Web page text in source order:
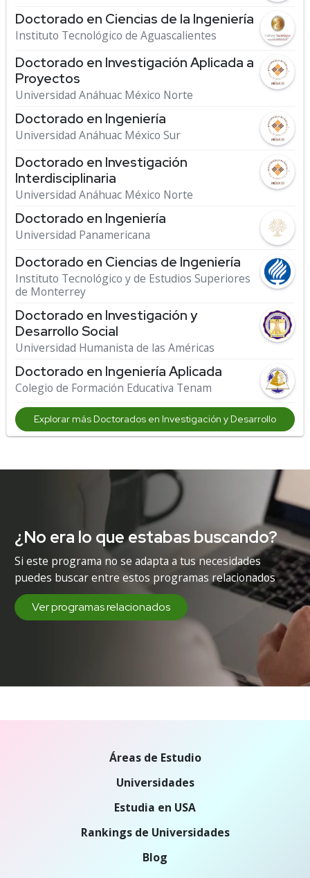
Doctorado en Ciencias de la Ingeniería
Instituto Tecnológico de Aguascalientes
Doctorado en Investigación Aplicada a
Proyectos
Universidad Anáhuac México Norte
Doctorado en Ingeniería
Universidad Anáhuac México Sur
Doctorado en Investigación
Interdisciplinaria
Universidad Anáhuac México Norte
Doctorado en Ingeniería
Universidad Panamericana
Doctorado en Ciencias de Ingeniería
Instituto Tecnológico y de Estudios Superiores
de Monterrey
Doctorado en Investigación y
Desarrollo Social
Universidad Humanista de las Américas
Doctorado en Ingeniería Aplicada
Colegio de Formación Educativa Tenam
Explorar más Doctorados en Investigación y Desarrollo
¿No era lo que estabas buscando?
Si este programa no se adapta a tus necesidades
puedes buscar entre estos programas relacionados
Ver programas relacionados
Áreas de Estudio
Universidades
Estudia en USA
Rankings de Universidades
Blog